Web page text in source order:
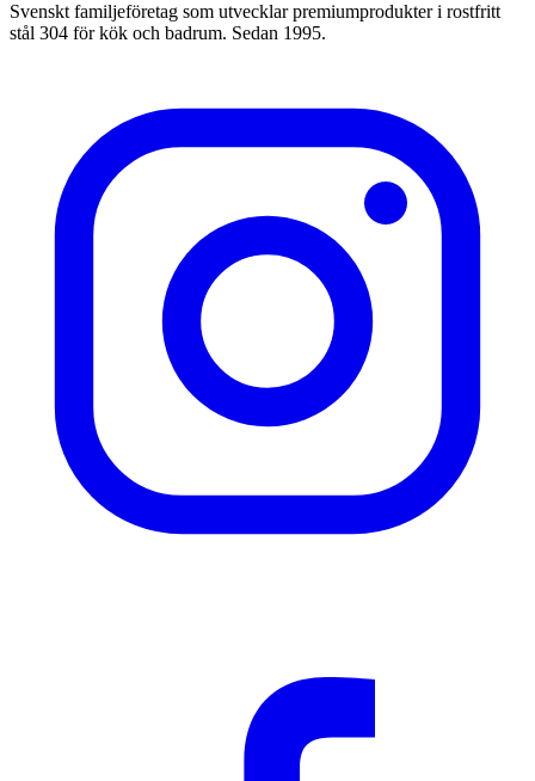
Svenskt familjeföretag som utvecklar premiumprodukter i rostfritt
stål 304 för kök och badrum. Sedan 1995.